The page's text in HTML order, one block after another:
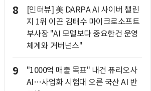
8
[인터뷰] 美 DARPA AI 사이버 챌린
지 1위 이끈 김태수 마이크로소프트
부사장 "AI 모델보다 중요한건 운영
체계와 거버넌스"
9
"1000억 매출 목표" 내건 퓨리오사
AI…사업화 시험대 오른 국산 AI 반